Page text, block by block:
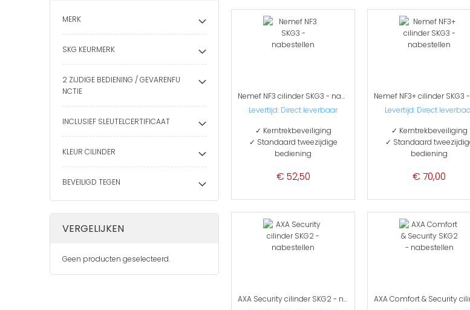
MERK
SKG KEURMERK
2 ZIJDIGE BEDIENING / GEVARENFU
NCTIE
INCLUSIEF SLEUTELCERTIFICAAT
KLEUR CILINDER
BEVEILIGD TEGEN
VERGELIJKEN
Geen producten geselecteerd.
Nemef NF3 cilinder SKG3 - nabestellen
Levertijd: Direct leverbaar
✓ Kerntrekbeveiliging
✓ Standaard tweezijdige
bediening
€ 52,50
Levertijd: Direct
✓ Kerntrekbeveiliging
✓ Standaard
bediening
€ 70,00
AXA Security cilinder SKG2 - nabestellen